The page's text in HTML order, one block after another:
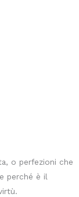
o perfezioni che
perché è il